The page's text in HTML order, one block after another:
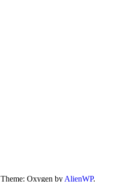
Theme: Oxygen by AlienWP.